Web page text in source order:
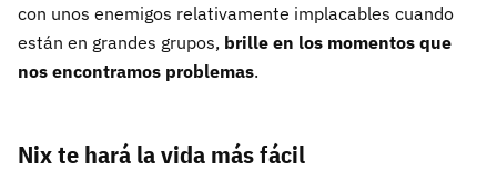
con unos enemigos relativamente implacables cuando
están en grandes grupos, brille en los momentos que
nos encontramos problemas.
Nix te hará la vida más fácil